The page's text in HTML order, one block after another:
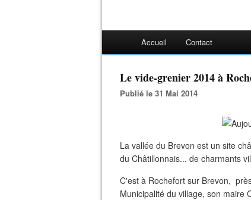
Accueil Contact
Le vide-grenier 2014 à
Publié le 31 Mai 2014
La vallée du Brevon est un site
du Châtillonnais... de charmants
C'est à Rochefort sur Brevon,
Municipalité du village, son maire